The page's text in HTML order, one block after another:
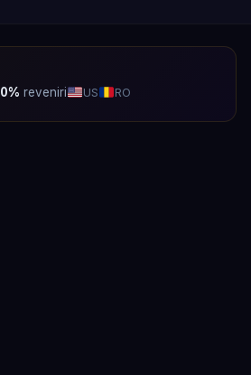
0% reveniri US RO